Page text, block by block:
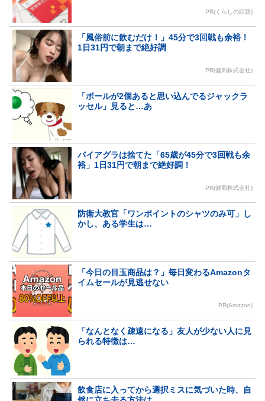
PR(くらしの話題)
「風俗前に飲むだけ！」45分で3回戦も余裕！
1日31円で朝まで絶好調
PR(健商株式会社)
「ボールが2個あると思い込んでるジャックラ
ッセル」見ると…あ
バイアグラは捨てた「65歳が45分で3回戦も余
裕」1日31円で朝まで絶好調！
PR(健商株式会社)
防衛大教官「ワンポイントのシャツのみ可」し
かし、ある学生は…
「今日の目玉商品は？」毎日変わるAmazonタ
イムセールが見逃せない
PR(Amazon)
「なんとなく疎遠になる」友人が少ない人に見
られる特徴は…
飲食店に入ってから選択ミスに気づいた時、自